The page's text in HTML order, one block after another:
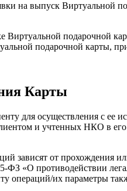
на выпуск Виртуальной
Виртуальной подарочной
подарочной карты,
Карты
для осуществления с ее
и учтенных НКО в
зависят от прохождения
ФЗ «О противодействии
их параметры